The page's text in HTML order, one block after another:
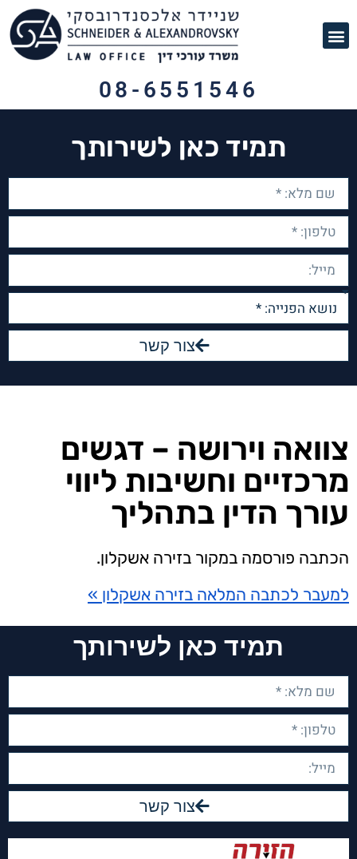
08-6551546
תמיד כאן לשירותך
צור קשר
צוואה וירושה – דגשים
מרכזיים וחשיבות ליווי
עורך הדין בתהליך
הכתבה פורסמה במקור בזירה אשקלון.
למעבר לכתבה המלאה בזירה אשקלון »
תמיד כאן לשירותך
צור קשר